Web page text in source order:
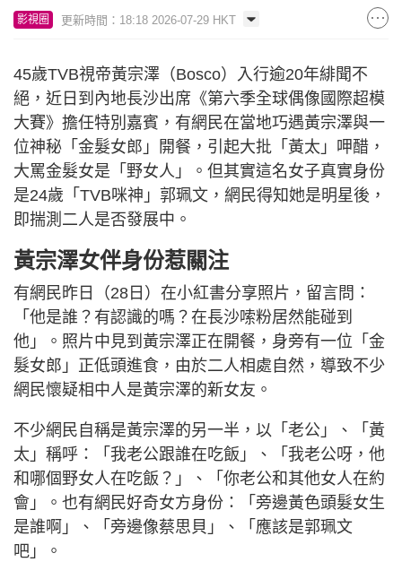
影視圈 更新時間：18:18 2026-07-29 HKT
45歲TVB視帝黃宗澤（Bosco）入行逾20年緋聞不
絕，近日到內地長沙出席《第六季全球偶像國際超模
大賽》擔任特別嘉賓，有網民在當地巧遇黃宗澤與一
位神秘「金髮女郎」開餐，引起大批「黃太」呷醋，
大罵金髮女是「野女人」。但其實這名女子真實身份
是24歲「TVB咪神」郭珮文，網民得知她是明星後，
即揣測二人是否發展中。
黃宗澤女伴身份惹關注
有網民昨日（28日）在小紅書分享照片，留言問：
「他是誰？有認識的嗎？在長沙嗦粉居然能碰到
他」。照片中見到黃宗澤正在開餐，身旁有一位「金
髮女郎」正低頭進食，由於二人相處自然，導致不少
網民懷疑相中人是黃宗澤的新女友。
不少網民自稱是黃宗澤的另一半，以「老公」、「黃
太」稱呼：「我老公跟誰在吃飯」、「我老公呀，他
和哪個野女人在吃飯？」、「你老公和其他女人在約
會」。也有網民好奇女方身份：「旁邊黃色頭髮女生
是誰啊」、「旁邊像蔡思貝」、「應該是郭珮文
吧」。